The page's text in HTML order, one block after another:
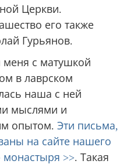
Церкви.
его также
Гурьянов.
меня с матушкой
в лаврском
наша с ней
мыслями и
опытом. Эти письма,
на сайте нашего
монастыря >>. Такая